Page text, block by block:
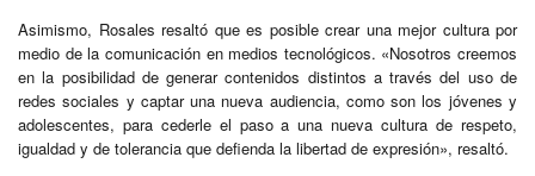
Asimismo, Rosales resaltó que es posible crear una mejor cultura por
medio de la comunicación en medios tecnológicos. «Nosotros creemos
en la posibilidad de generar contenidos distintos a través del uso de
redes sociales y captar una nueva audiencia, como son los jóvenes y
adolescentes, para cederle el paso a una nueva cultura de respeto,
igualdad y de tolerancia que defienda la libertad de expresión», resaltó.